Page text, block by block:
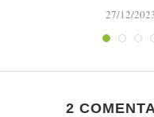
27/12/
2